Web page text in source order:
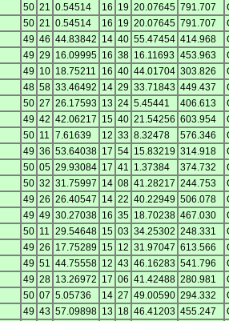
50 21 0.54514 16 19 20.07645 791.707
50 21 0.54514 16 19 20.07645 791.707
49 46 44.83842 14 40 55.47454 414.968
49 29 16.09995 16 38 16.11693 453.963
49 10 18.75211 16 40 44.01704 303.826
48 58 33.46492 14 29 33.71843 449.437
50 27 26.17593 13 24 5.45441 406.613
49 42 42.06217 15 40 21.54256 603.954
50 11 7.61639 12 33 8.32478 576.346
49 36 53.64038 17 54 15.83219 314.918
50 05 29.93084 17 41 1.37384 374.732
50 32 31.75997 14 08 41.28217 244.753
49 26 26.40547 14 22 40.22949 506.078
49 49 30.27038 16 35 18.70238 467.030
50 11 29.54648 15 03 34.25302 248.331
49 26 17.75289 15 12 31.97047 613.566
49 51 44.75558 12 43 46.16283 541.796
49 28 13.26972 17 06 41.42488 280.981
50 07 5.05736 14 27 49.00590 294.332
49 43 57.09898 13 18 46.41203 455.247